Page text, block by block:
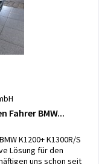
Fahrer BMW...
K1200+ K1300R/S
Lösung für den
uns schon seit